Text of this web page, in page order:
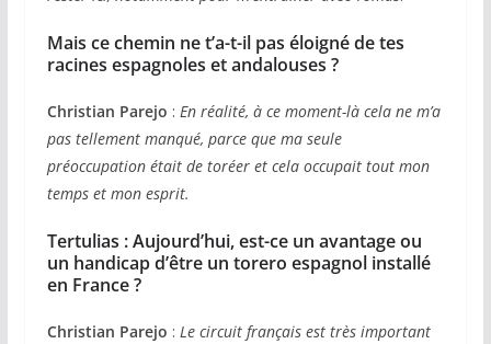
Mais ce chemin ne t’a-t-il pas éloigné de tes
racines espagnoles et andalouses ?
Christian Parejo : En réalité, à ce moment-là cela ne m’a
pas tellement manqué, parce que ma seule
préoccupation était de toréer et cela occupait tout mon
temps et mon esprit.
Tertulias :Aujourd’hui, est-ce un avantage ou
un handicap d’être un torero espagnol installé
en France ?
Christian Parejo : Le circuit français est très important